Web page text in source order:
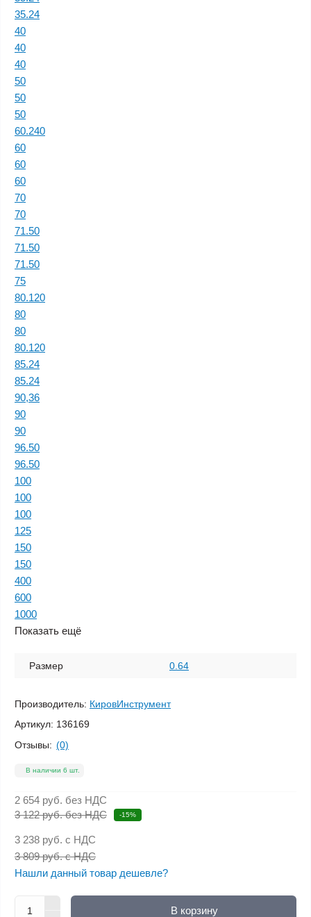
35.24
40
40
40
50
50
50
60.240
60
60
60
70
70
71.50
71.50
71.50
75
80.120
80
80
80.120
85.24
85.24
90,36
90
90
96.50
96.50
100
100
100
125
150
150
400
600
1000
Показать ещё
Размер 0.64
Производитель: КировИнструмент
Артикул: 136169
Отзывы: (0)
В наличии 6 шт.
2 654 руб. без НДС
3 122 руб. без НДС
-15%
3 238 руб. с НДС
3 809 руб. с НДС
Нашли данный товар дешевле?
В корзину